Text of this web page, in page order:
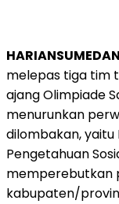
melepas tiga tim
ajang Olimpiade
menurunkan
dilombakan, yaitu
Pengetahuan
memperebutkan
kabupaten/